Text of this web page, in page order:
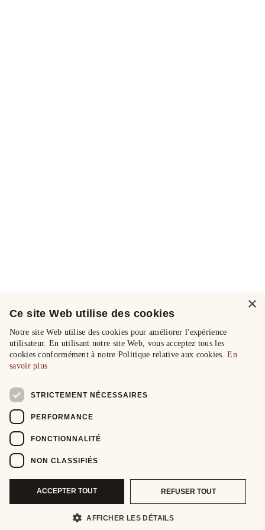
×
Ce site Web utilise des cookies
Notre site Web utilise des cookies pour améliorer l'expérience
utilisateur. En utilisant notre site Web, vous acceptez tous les
cookies conformément à notre Politique relative aux cookies.En
savoir plus
STRICTEMENT NÉCESSAIRES
PERFORMANCE
FONCTIONNALITÉ
NON CLASSIFIÉS
ACCEPTER TOUT REFUSER TOUT
AFFICHER LES DÉTAILS